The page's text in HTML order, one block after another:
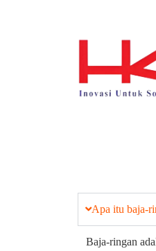
Apa itu baja-
Baja-ringan